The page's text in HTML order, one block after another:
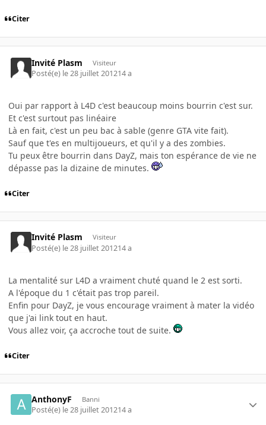
Citer
Invité Plasm Visiteur
Posté(e) le 28 juillet 201214 a
Oui par rapport à L4D c'est beaucoup moins bourrin c'est sur.
Et c'est surtout pas linéaire
Là en fait, c'est un peu bac à sable (genre GTA vite fait).
Sauf que t'es en multijoueurs, et qu'il y a des zombies.
Tu peux être bourrin dans DayZ, mais ton espérance de vie ne
dépasse pas la dizaine de minutes.
Citer
Invité Plasm Visiteur
Posté(e) le 28 juillet 201214 a
La mentalité sur L4D a vraiment chuté quand le 2 est sorti.
A l'époque du 1 c'était pas trop pareil.
Enfin pour DayZ, je vous encourage vraiment à mater la vidéo
que j'ai link tout en haut.
Vous allez voir, ça accroche tout de suite.
Citer
AnthonyF Banni
Posté(e) le 28 juillet 201214 a